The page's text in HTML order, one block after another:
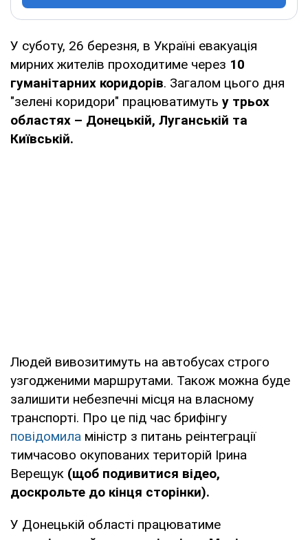
У суботу, 26 березня, в Україні евакуація
мирних жителів проходитиме через 10
гуманітарних коридорів. Загалом цього дня
"зелені коридори" працюватимуть у трьох
областях – Донецькій, Луганській та
Київській.
Людей вивозитимуть на автобусах строго
узгодженими маршрутами. Також можна буде
залишити небезпечні місця на власному
транспорті. Про це під час брифінгу
повідомила міністр з питань реінтеграції
тимчасово окупованих територій Ірина
Верещук (щоб подивитися відео,
доскрольте до кінця сторінки).
У Донецькій області працюватиме